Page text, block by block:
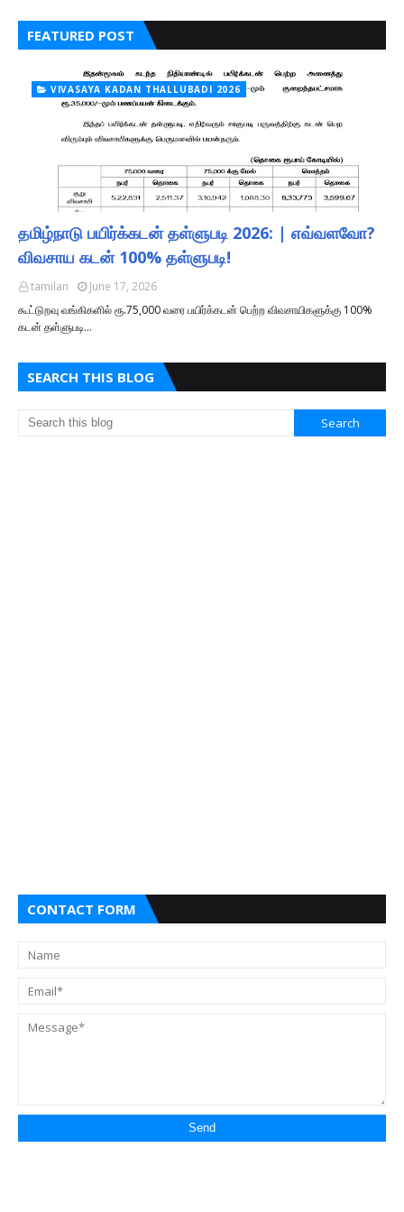
FEATURED POST
VIVASAYA KADAN THALLUBADI 2026
தமிழ்நாடு பயிர்க்கடன் தள்ளுபடி 2026: | எவ்வளவோ?
விவசாய கடன் 100% தள்ளுபடி!
tamilan
June 17, 2026
கூட்டுறவு வங்கிகளில் ரூ.75,000 வரை பயிர்க்கடன் பெற்ற விவசாயிகளுக்கு 100%
கடன் தள்ளுபடி…
SEARCH THIS BLOG
CONTACT FORM